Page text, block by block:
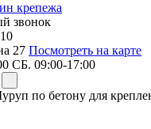
крепежа
звонок
27 Посмотреть на карте
СБ. 09:00-17:00
по бетону для